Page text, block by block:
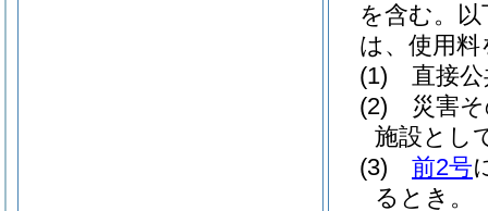
を含む。
は、使用
(1)
直接
(2)
災害
施設とし
(3)
前2号
るとき。